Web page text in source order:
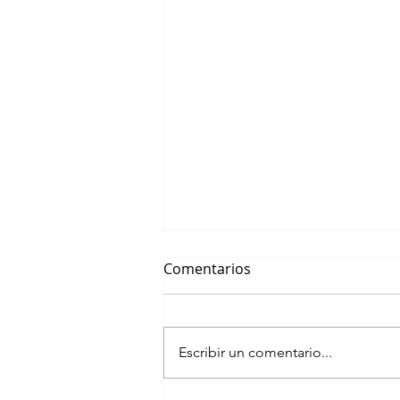
Comentarios
Escribir un comentario...